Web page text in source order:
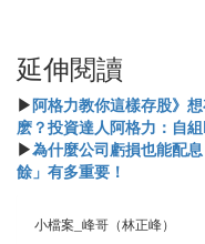
延伸閱讀
▶阿格力教你這樣存股》
麽？投資達人阿格力：自
▶為什麼公司虧損也能配
餘」有多重要！
小檔案_峰哥（林正峰）